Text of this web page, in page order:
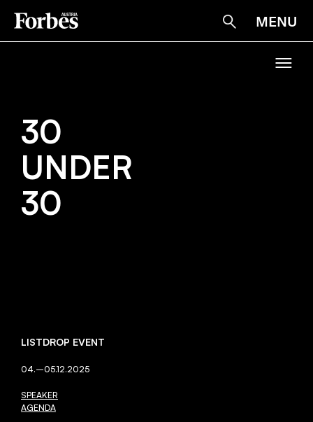
Suche
MENU
30
UNDER
30
LISTDROP EVENT
04.–05.12.2025
SPEAKER
AGENDA
30
UNDER
30
LISTMAKER
LISTDROP EVENT
JURY